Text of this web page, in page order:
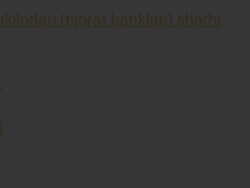
(tijorat banklari) sharhi